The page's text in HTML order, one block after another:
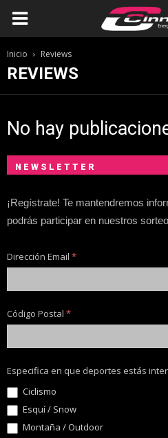
Inicio Reviews
REVIEWS
No hay
NEWSLETTER
¡Regístrate! Te mantendremos
podrás participar en nuestros
Dirección Email *
Código Postal *
Especifica en que deportes estás
Ciclismo
Esquí / Snow
Montaña / Outdoor